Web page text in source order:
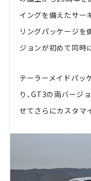
イングを備えたサー
リングパッケージを
ジョンが初めて同時
テーラーメイドパッ
り、GT3の両バージ
せてさらにカスタマ